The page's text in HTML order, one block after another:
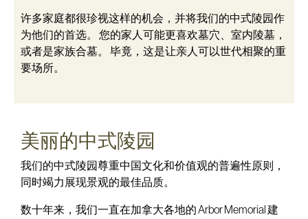
许多家庭都很珍视这样的机会，并将我们的中式陵园作
为他们的首选。 您的家人可能更喜欢墓穴、室内陵墓，
或者是家族合墓。 毕竟，这是让亲人可以世代相聚的重
要场所。
美丽的中式陵园
我们的中式陵园尊重中国文化和价值观的普遍性原则，
同时竭力展现景观的最佳品质。
数十年来，我们一直在加拿大各地的 Arbor Memorial 建